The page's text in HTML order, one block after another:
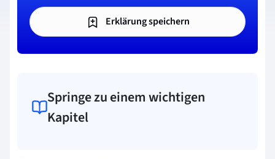
Erklärung speichern
Springe zu einem wichtigen
Kapitel